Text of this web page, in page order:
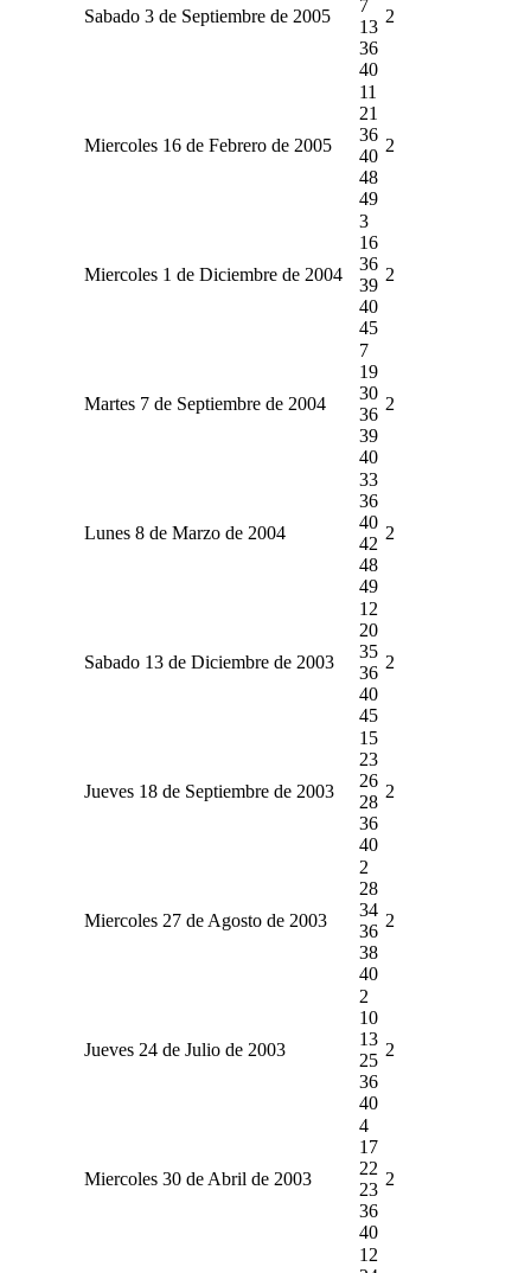
Sabado 3 de Septiembre de 2005
7
13
36
40
2
Miercoles 16 de Febrero de 2005
11
21
36
40
48
49
2
Miercoles 1 de Diciembre de 2004
3
16
36
39
40
45
2
Martes 7 de Septiembre de 2004
7
19
30
36
39
40
2
Lunes 8 de Marzo de 2004
33
36
40
42
48
49
2
Sabado 13 de Diciembre de 2003
12
20
35
36
40
45
2
Jueves 18 de Septiembre de 2003
15
23
26
28
36
40
2
Miercoles 27 de Agosto de 2003
2
28
34
36
38
40
2
Jueves 24 de Julio de 2003
2
10
13
25
36
40
2
Miercoles 30 de Abril de 2003
4
17
22
23
36
40
2
12